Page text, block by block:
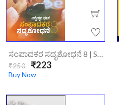
ಸಂಪಾದಕರ ಸದೃಶೋಧನೆ 8 | Sampadakara Sadyashodhane 8
₹250 ₹223
Buy Now